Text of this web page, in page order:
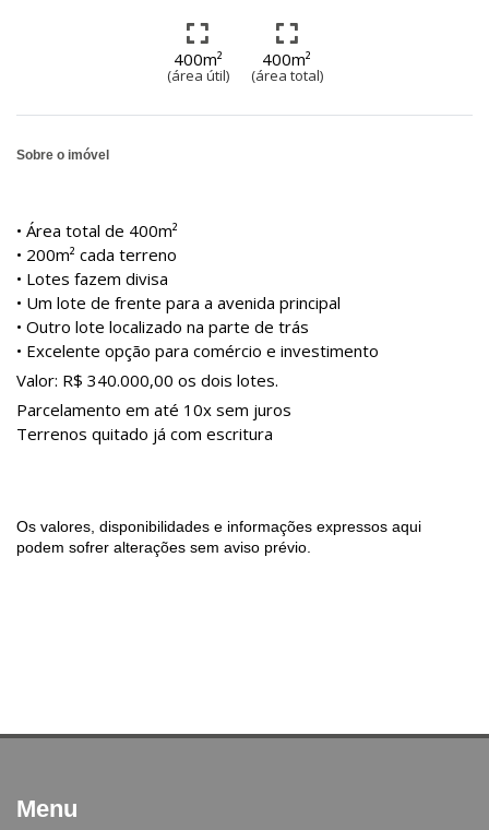
400m²
(área útil)
400m²
(área total)
Sobre o imóvel
• Área total de 400m²
• 200m² cada terreno
• Lotes fazem divisa
• Um lote de frente para a avenida principal
• Outro lote localizado na parte de trás
• Excelente opção para comércio e investimento
Valor: R$ 340.000,00 os dois lotes.
Parcelamento em até 10x sem juros
Terrenos quitado já com escritura
Os valores, disponibilidades e informações expressos aqui
podem sofrer alterações sem aviso prévio.
Menu